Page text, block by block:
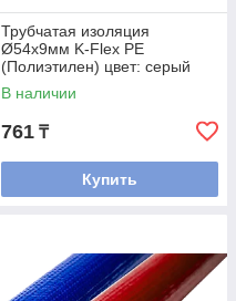
Трубчатая изоляция
Ø54х9мм K-Flex PE
(Полиэтилен) цвет: серый
В наличии
761 ₸
Купить